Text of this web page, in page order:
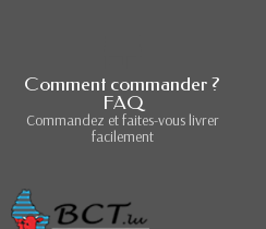
Comment commander ?
FAQ
Commandez et faites-vous livrer
facilement